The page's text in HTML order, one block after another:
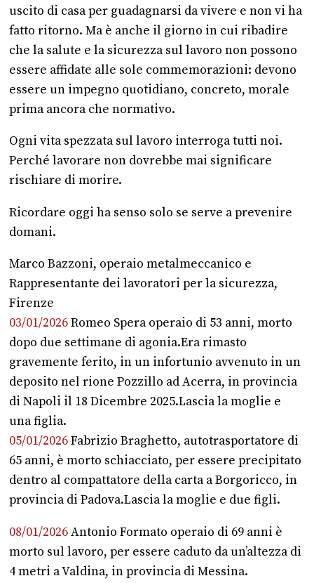
uscito di casa per guadagnarsi da vivere e non vi ha
fatto ritorno. Ma è anche il giorno in cui ribadire
che la salute e la sicurezza sul lavoro non possono
essere affidate alle sole commemorazioni: devono
essere un impegno quotidiano, concreto, morale
prima ancora che normativo.
Ogni vita spezzata sul lavoro interroga tutti noi.
Perché lavorare non dovrebbe mai significare
rischiare di morire.
Ricordare oggi ha senso solo se serve a prevenire
domani.
Marco Bazzoni, operaio metalmeccanico e
Rappresentante dei lavoratori per la sicurezza,
Firenze
03/01/2026Romeo Spera operaio di 53 anni, morto
dopo due settimane di agonia.Era rimasto
gravemente ferito, in un infortunio avvenuto in un
deposito nel rione Pozzillo ad Acerra, in provincia
di Napoli il 18 Dicembre 2025.Lascia la moglie e
una figlia.
05/01/2026Fabrizio Braghetto, autotrasportatore di
65 anni, è morto schiacciato, per essere precipitato
dentro al compattatore della carta a Borgoricco, in
provincia di Padova.Lascia la moglie e due figli.
08/01/2026Antonio Formato operaio di 69 anni è
morto sul lavoro, per essere caduto da un’altezza di
4 metri a Valdina, in provincia di Messina.